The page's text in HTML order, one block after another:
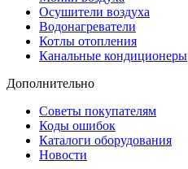
Осушители воздуха
Водонагреватели
Котлы отопления
Канальные кондиционеры
Дополнительно
Советы покупателям
Коды ошибок
Каталоги оборудования
Новости